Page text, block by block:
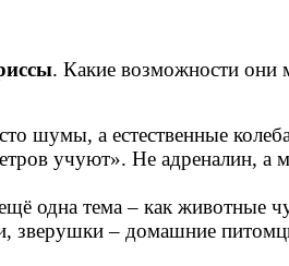
. Какие возможности они
шумы, а естественные
учуют». Не адреналин, а
одна тема – как животные
зверушки– домашние